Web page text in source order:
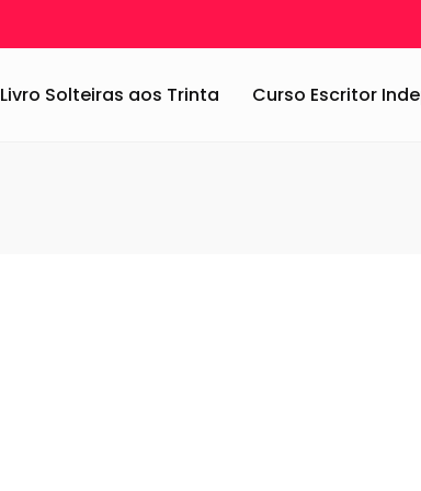
Livro Solteiras aos Trinta Curso Escritor